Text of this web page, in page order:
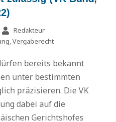
Redakteur
,Vergaberecht
bereits bekannt
unter bestimmten
präzisieren. Die VK
dabei auf die
Gerichtshofes